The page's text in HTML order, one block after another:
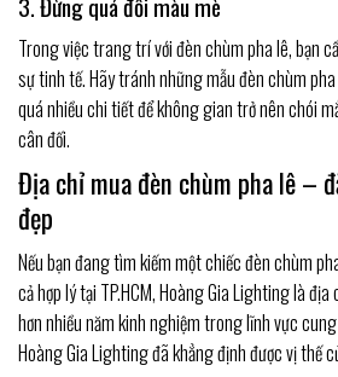
Trong việc trang trí với đèn chùm pha lê, bạn
sự tinh tế. Hãy tránh những mẫu đèn chùm
quá nhiều chi tiết để không gian trở nên chói
cân đối.
Địa chỉ mua đèn chùm pha lê –
đẹp
Nếu bạn đang tìm kiếm một chiếc đèn chùm
cả hợp lý tại TP.HCM, Hoàng Gia Lighting là
hơn nhiều năm kinh nghiệm trong lĩnh vực
Hoàng Gia Lighting đã khẳng định được vị thế